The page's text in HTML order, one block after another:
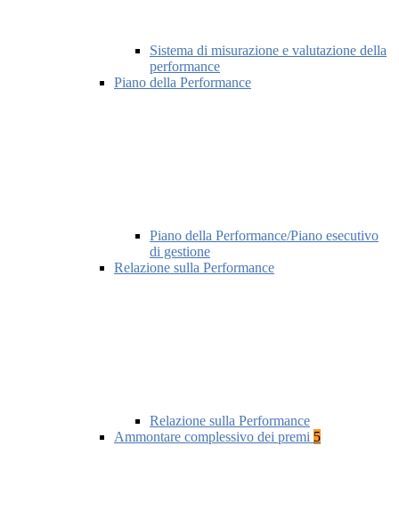
Sistema di misurazione e valutazione della
performance
Piano della Performance
Piano della Performance/Piano esecutivo
di gestione
Relazione sulla Performance
Relazione sulla Performance
Ammontare complessivo dei premi 5